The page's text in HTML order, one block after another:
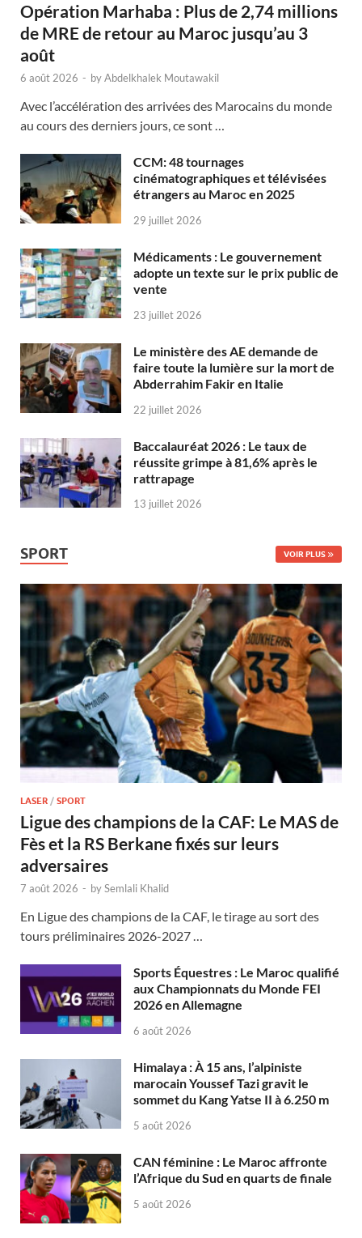
Opération Marhaba : Plus de 2,74 millions
de MRE de retour au Maroc jusqu’au 3
août
6 août 2026 - byAbdelkhalek Moutawakil
Avec l’accélération des arrivées des Marocains du monde
au cours des derniers jours, ce sont …
CCM: 48 tournages
cinématographiques et télévisées
étrangers au Maroc en 2025
29 juillet 2026
Médicaments : Le gouvernement
adopte un texte sur le prix public de
vente
23 juillet 2026
Le ministère des AE demande de
faire toute la lumière sur la mort de
Abderrahim Fakir en Italie
22 juillet 2026
Baccalauréat 2026 : Le taux de
réussite grimpe à 81,6% après le
rattrapage
13 juillet 2026
SPORT VOIR PLUS
LASER / SPORT
Ligue des champions de la CAF: Le MAS de
Fès et la RS Berkane fixés sur leurs
adversaires
7 août 2026 - bySemlali Khalid
En Ligue des champions de la CAF, le tirage au sort des
tours préliminaires 2026-2027 …
Sports Équestres : Le Maroc qualifié
aux Championnats du Monde FEI
2026 en Allemagne
6 août 2026
Himalaya : À 15 ans, l’alpiniste
marocain Youssef Tazi gravit le
sommet du Kang Yatse II à 6.250 m
5 août 2026
CAN féminine : Le Maroc affronte
l’Afrique du Sud en quarts de finale
5 août 2026